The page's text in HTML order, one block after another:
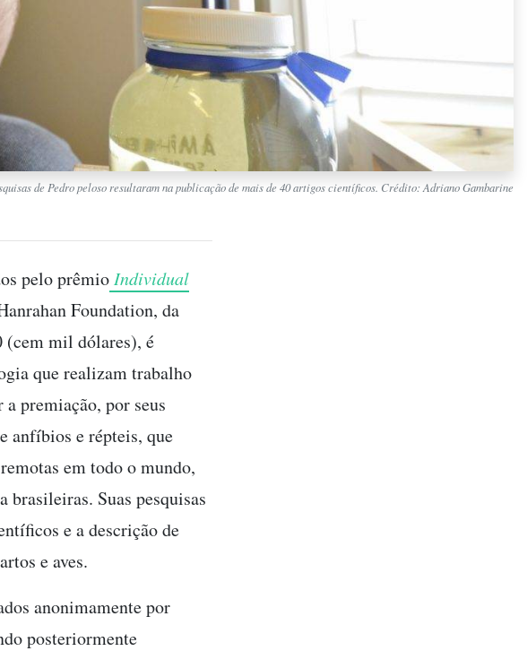
de Pedro peloso resultaram na publicação de mais de 40 artigos científicos. Crédito: Adriano Gambarine
pelo prêmio Individual
Foundation, da
mil dólares), é
que realizam trabalho
premiação, por seus
anfíbios e répteis, que
em todo o mundo,
Suas pesquisas
e a descrição de
e aves.
anonimamente por
posteriormente